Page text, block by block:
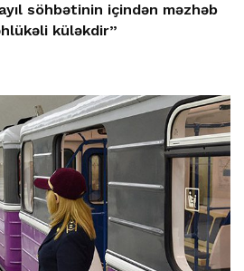
söhbətinin içindən məzhəb
küləkdir”